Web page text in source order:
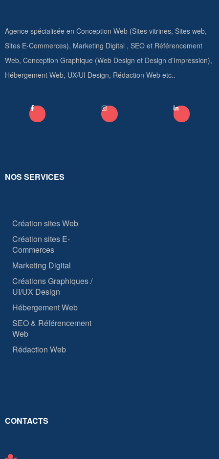
Agence spécialisée en Conception Web (Sites vitrines, Sites web,
Sites E-Commerces), Marketing Digital , SEO et Référencement
Web, Conception Graphique (Web Design et Design d’Impression),
Hébergement Web, UX/UI Design, Rédaction Web etc..
NOS SERVICES
Création sites Web
Création sites E-
Commerces
Marketing Digital
Créations Graphiques /
UI/UX Design
Hébergement Web
SEO & Référencement
Web
Rédaction Web
CONTACTS